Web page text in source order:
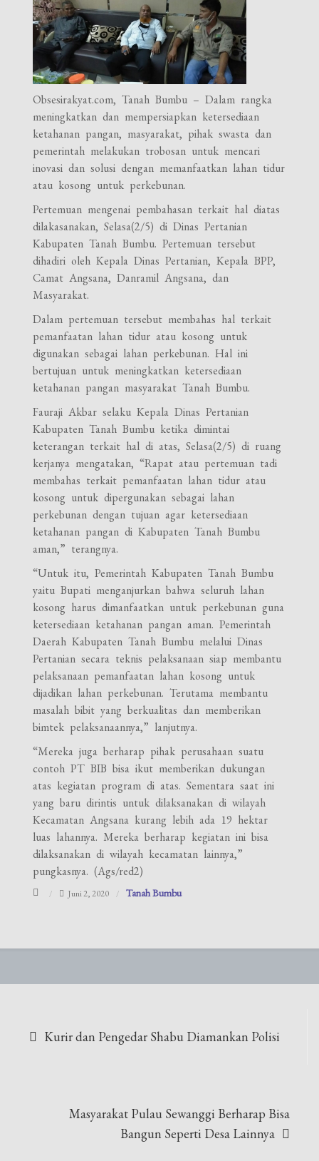
Obsesirakyat.com, Tanah Bumbu – Dalam rangka
meningkatkan dan mempersiapkan ketersediaan
ketahanan pangan, masyarakat, pihak swasta dan
pemerintah melakukan trobosan untuk mencari
inovasi dan solusi dengan memanfaatkan lahan tidur
atau kosong untuk perkebunan.
Pertemuan mengenai pembahasan terkait hal diatas
dilakasanakan, Selasa(2/5) di Dinas Pertanian
Kabupaten Tanah Bumbu. Pertemuan tersebut
dihadiri oleh Kepala Dinas Pertanian, Kepala BPP,
Camat Angsana, Danramil Angsana, dan
Masyarakat.
Dalam pertemuan tersebut membahas hal terkait
pemanfaatan lahan tidur atau kosong untuk
digunakan sebagai lahan perkebunan. Hal ini
bertujuan untuk meningkatkan ketersediaan
ketahanan pangan masyarakat Tanah Bumbu.
Fauraji Akbar selaku Kepala Dinas Pertanian
Kabupaten Tanah Bumbu ketika dimintai
keterangan terkait hal di atas, Selasa(2/5) di ruang
kerjanya mengatakan, “Rapat atau pertemuan tadi
membahas terkait pemanfaatan lahan tidur atau
kosong untuk dipergunakan sebagai lahan
perkebunan dengan tujuan agar ketersediaan
ketahanan pangan di Kabupaten Tanah Bumbu
aman,” terangnya.
“Untuk itu, Pemerintah Kabupaten Tanah Bumbu
yaitu Bupati menganjurkan bahwa seluruh lahan
kosong harus dimanfaatkan untuk perkebunan guna
ketersediaan ketahanan pangan aman. Pemerintah
Daerah Kabupaten Tanah Bumbu melalui Dinas
Pertanian secara teknis pelaksanaan siap membantu
pelaksanaan pemanfaatan lahan kosong untuk
dijadikan lahan perkebunan. Terutama membantu
masalah bibit yang berkualitas dan memberikan
bimtek pelaksanaannya,” lanjutnya.
“Mereka juga berharap pihak perusahaan suatu
contoh PT BIB bisa ikut memberikan dukungan
atas kegiatan program di atas. Sementara saat ini
yang baru dirintis untuk dilaksanakan di wilayah
Kecamatan Angsana kurang lebih ada 19 hektar
luas lahannya. Mereka berharap kegiatan ini bisa
dilaksanakan di wilayah kecamatan lainnya,”
pungkasnya. (Ags/red2)
Juni 2, 2020 Tanah Bumbu
Kurir dan Pengedar Shabu Diamankan Polisi
Masyarakat Pulau Sewanggi Berharap Bisa
Bangun Seperti Desa Lainnya